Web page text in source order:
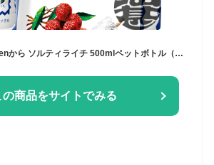
キリン 世界のKitchenから ソルティライチ 500mlペットボトル（24本入り1ケース）世界のキッチンから
の商品をサイトでみる